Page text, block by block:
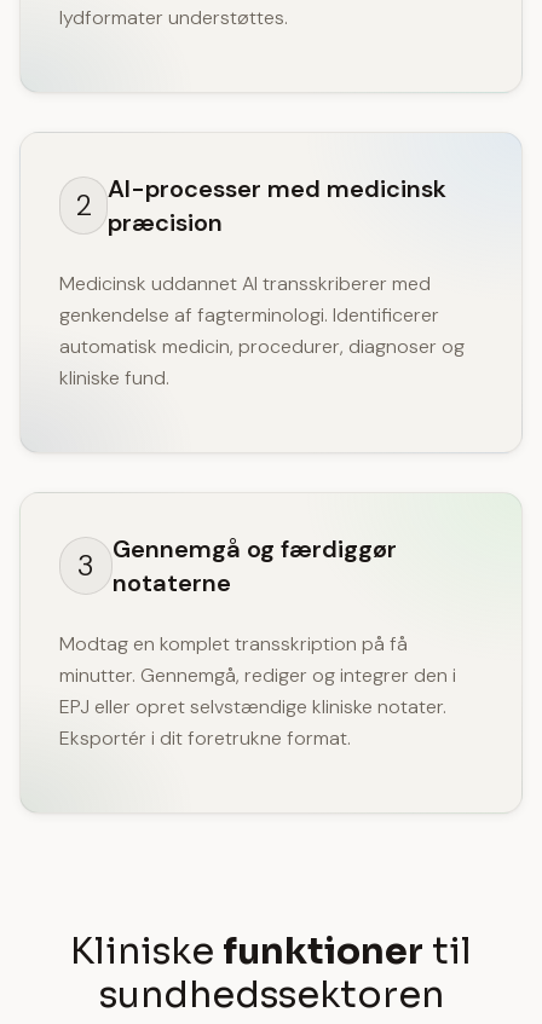
lydformater understøttes.
2 AI-processer med medicinsk
præcision
Medicinsk uddannet AI transskriberer med
genkendelse af fagterminologi. Identificerer
automatisk medicin, procedurer, diagnoser og
kliniske fund.
3
Gennemgå og færdiggør
notaterne
Modtag en komplet transskription på få
minutter. Gennemgå, rediger og integrer den i
EPJ eller opret selvstændige kliniske notater.
Eksportér i dit foretrukne format.
Kliniske funktioner til
sundhedssektoren